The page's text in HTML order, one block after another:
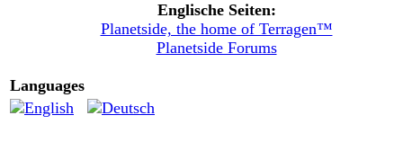
Englische Seiten:
Planetside, the home of Terragen™
Planetside Forums
Languages